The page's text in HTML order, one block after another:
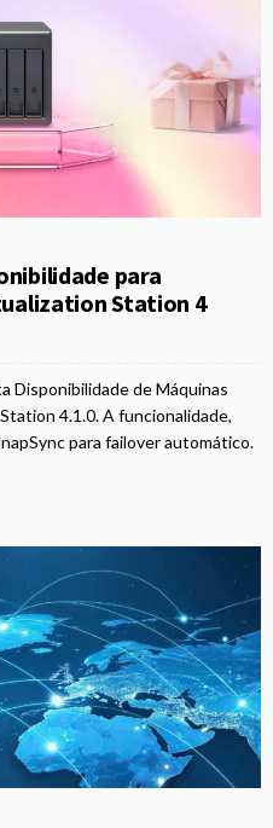
para
Station 4
Disponibilidade de Máquinas
4.1.0. A funcionalidade,
para failover automático.